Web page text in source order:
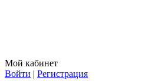
Мой кабинет
Войти | Регистрация